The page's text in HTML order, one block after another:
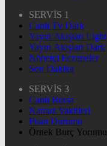
SERVİS 1
Canlı Tv Dark
Yayın Akışları Light
Yayın Akışları Dark
Nöbetçi Eczaneler
Son Dakika
SERVİS 3
Canlı Borsa
Namaz Vakitleri
Puan Durumu
Örnek Burç Yorumu